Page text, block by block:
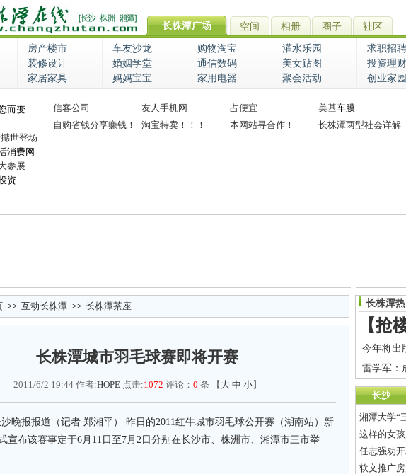
长株潭广场 空间 相册 圈子 社区
房产楼市 车友沙龙 购物淘宝 灌水乐园 求职招聘
装修设计 婚姻学堂 通信数码 美女贴图 投资理财
家居家具 妈妈宝宝 家用电器 聚会活动 创业家园
而变
世登场
消费网
参展
资
信客公司 友人手机网 占便宜 美基车膜
自购省钱分享赚钱！
淘宝特卖！！！ 本网站寻合作！ 长株潭两型社会详解
>> 互动长株潭 >> 长株潭茶座
长株潭城市羽毛球赛即将开赛
2011/6/2 19:44 作者:HOPE点击:1072 评论： 0 条 【 大 中 小】
晚报报道（记者 郑湘平） 昨日的2011红牛城市羽毛球公开赛（湖南站）新
宣布该赛事定于6月11日至7月2日分别在长沙市、株洲市、湘潭市三市举
长株潭
长沙
湘潭大学“
这样的女
任志强劝
软文推广